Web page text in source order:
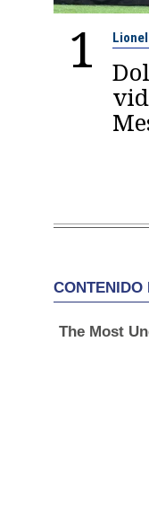
1